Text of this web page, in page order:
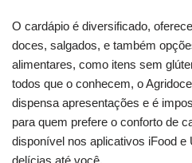
O cardápio é diversificado,
doces, salgados, e também
alimentares, como itens sem
todos que o conhecem, o
dispensa apresentações e é
para quem prefere o conforto de
disponível nos aplicativos iFood e